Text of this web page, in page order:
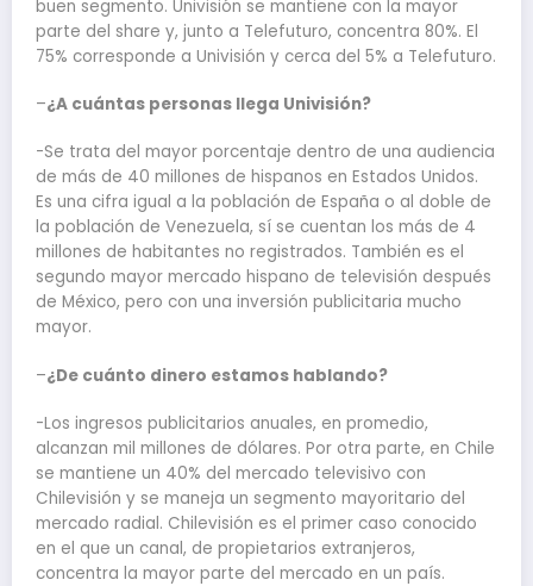
buen segmento. Univisión se mantiene con la mayor
parte del share y, junto a Telefuturo, concentra 80%. El
75% corresponde a Univisión y cerca del 5% a Telefuturo.
–¿A cuántas personas llega Univisión?
-Se trata del mayor porcentaje dentro de una audiencia
de más de 40 millones de hispanos en Estados Unidos.
Es una cifra igual a la población de España o al doble de
la población de Venezuela, sí se cuentan los más de 4
millones de habitantes no registrados. También es el
segundo mayor mercado hispano de televisión después
de México, pero con una inversión publicitaria mucho
mayor.
–¿De cuánto dinero estamos hablando?
-Los ingresos publicitarios anuales, en promedio,
alcanzan mil millones de dólares. Por otra parte, en Chile
se mantiene un 40% del mercado televisivo con
Chilevisión y se maneja un segmento mayoritario del
mercado radial. Chilevisión es el primer caso conocido
en el que un canal, de propietarios extranjeros,
concentra la mayor parte del mercado en un país.